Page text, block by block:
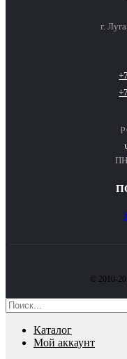
г.
© 2010-
Каталог
Мой аккаунт